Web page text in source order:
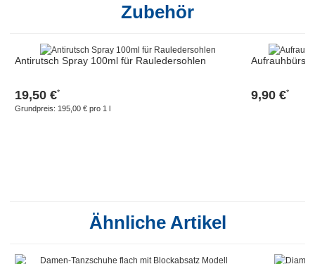
Zubehör
Antirutsch Spray 100ml für Rauledersohlen
19,50 €*
Grundpreis: 195,00 € pro 1 l
9,90 €*
Ähnliche Artikel